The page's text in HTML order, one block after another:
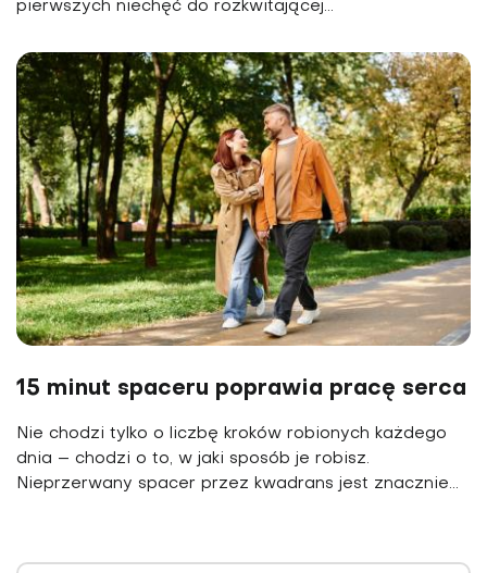
pierwszych niechęć do rozkwitającej...
15 minut spaceru poprawia pracę serca
Nie chodzi tylko o liczbę kroków robionych każdego
dnia – chodzi o to, w jaki sposób je robisz.
Nieprzerwany spacer przez kwadrans jest znacznie...